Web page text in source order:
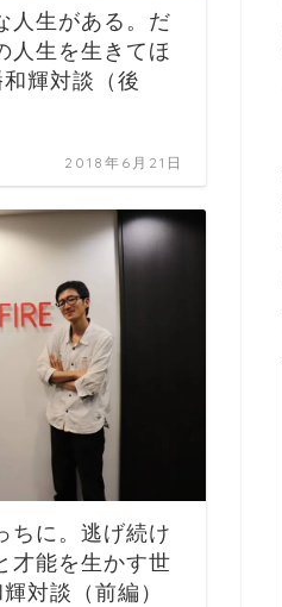
人生がある。だ
人生を生きてほ
輝対談（後
2018年6月21日
ちに。逃げ続け
才能を生かす世
対談（前編）